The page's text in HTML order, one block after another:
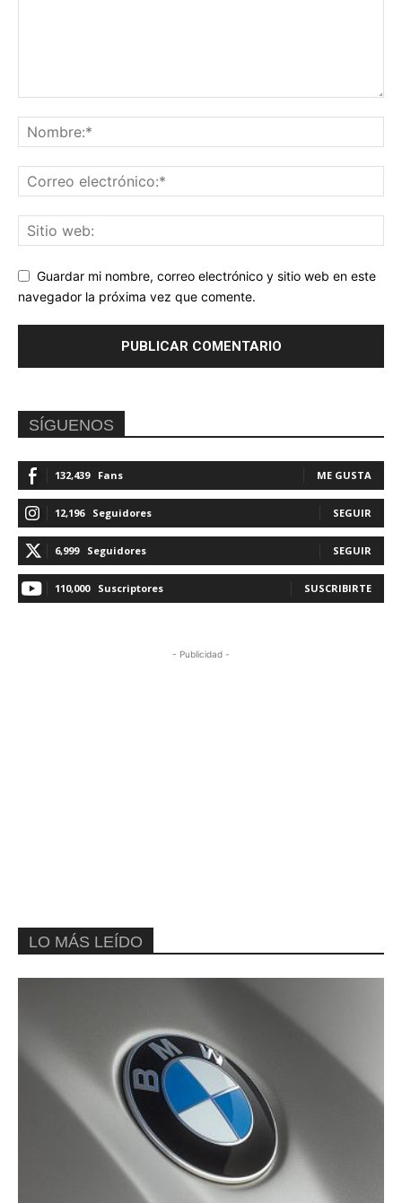
Guardar mi nombre, correo electrónico y sitio web en este
navegador la próxima vez que comente.
SÍGUENOS
132,439 Fans ME GUSTA
12,196 Seguidores SEGUIR
6,999 Seguidores SEGUIR
110,000 Suscriptores SUSCRIBIRTE
- Publicidad -
LO MÁS LEÍDO